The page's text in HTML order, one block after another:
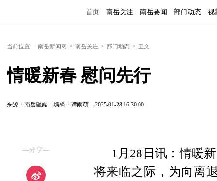
首页 南岳关注 南岳要闻 部门动态 视
当前位置: 南岳新闻网 > 南岳关注 > 部门动态 > 正文
情暖新春 慰问先行
来源：南岳融媒 编辑：谭雨萌 2025-01-28 16:30:00
—分享—
1月28日讯：情暖
将来临之际，为向离